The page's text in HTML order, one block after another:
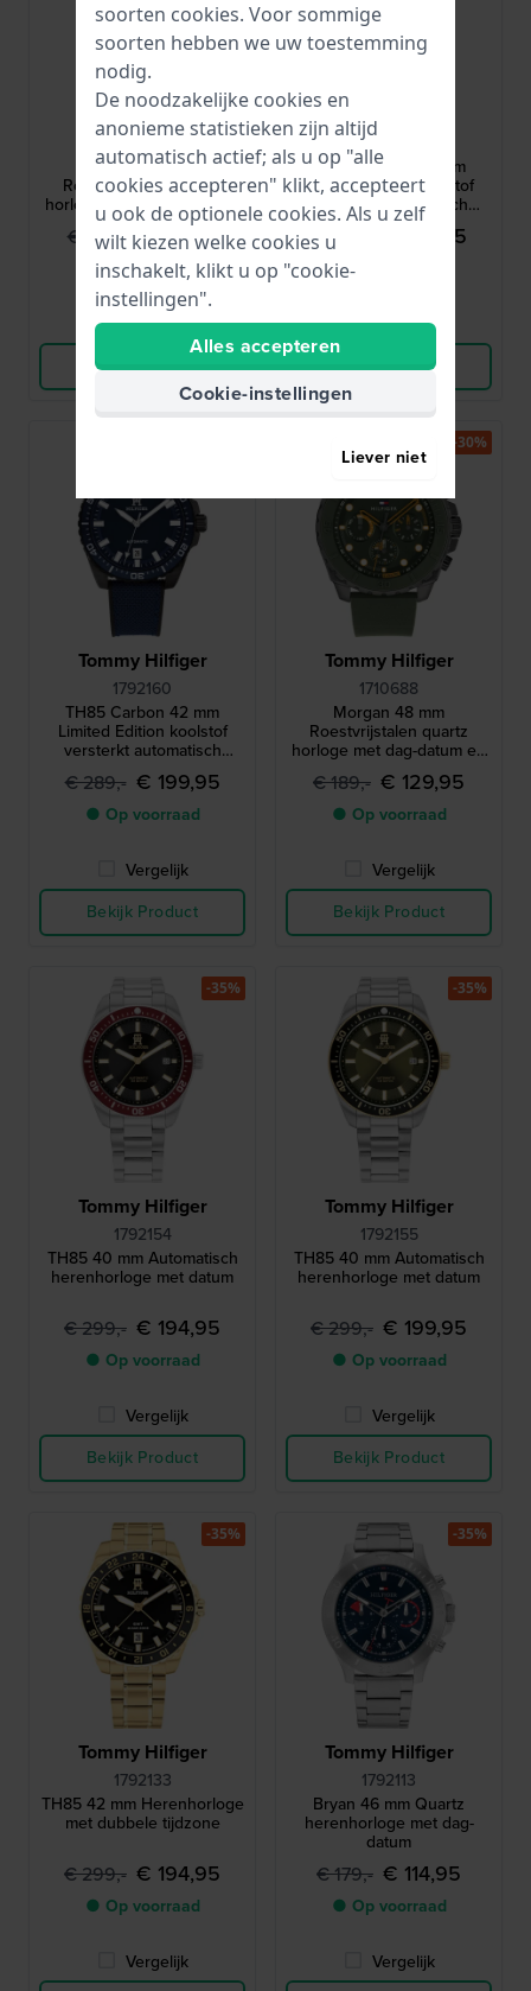
Tommy Hilfiger
1782769
Camille 38 mm
Roestvrijstalen quartz
horloge met dag-datum en
24-uurs wijzerplaat
€ 179,- € 124,95
● Op voorraad
Vergelijk
Bekijk Product
Tommy Hilfiger
1792161
TH85 Carbon 42 mm
Limited Edition koolstof
versterkt automatisch
duikerstijl horloge
€ 289,- € 199,95
● Op voorraad
Vergelijk
Bekijk Product
Tommy Hilfiger
1792160
TH85 Carbon 42 mm
Limited Edition koolstof
versterkt automatisch
duikerstijl horloge
€ 289,- € 199,95
● Op voorraad
Vergelijk
Bekijk Product
Tommy Hilfiger
1710688
Morgan 48 mm
Roestvrijstalen quartz
horloge met dag-datum en
24-uurs wijzerplaat
€ 189,- € 129,95
● Op voorraad
Vergelijk
Bekijk Product
-30%
Tommy Hilfiger
1792154
TH85 40 mm Automatisch
herenhorloge met datum
€ 299,- € 194,95
● Op voorraad
Vergelijk
Bekijk Product
-35%
Tommy Hilfiger
1792155
TH85 40 mm Automatisch
herenhorloge met datum
€ 299,- € 199,95
● Op voorraad
Vergelijk
Bekijk Product
-35%
Tommy Hilfiger
1792133
TH85 42 mm Herenhorloge
met dubbele tijdzone
€ 299,- € 194,95
● Op voorraad
Vergelijk
-35%
Tommy Hilfiger
1792113
Bryan 46 mm Quartz
herenhorloge met dag-
datum
€ 179,- € 114,95
● Op voorraad
Vergelijk
-35%
soorten cookies. Voor sommige
soorten hebben we uw toestemming
nodig.
De noodzakelijke cookies en
anonieme statistieken zijn altijd
automatisch actief; als u op "alle
cookies accepteren" klikt, accepteert
u ook de optionele cookies. Als u zelf
wilt kiezen welke cookies u
inschakelt, klikt u op "cookie-
instellingen".
Alles accepteren
Cookie-instellingen
Liever niet